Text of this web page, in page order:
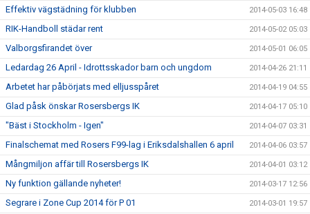
Effektiv vägstädning för klubben 2014-05-03 16:48
RIK-Handboll städar rent 2014-05-02 05:03
Valborgsfirandet över 2014-05-01 06:05
Ledardag 26 April - Idrottsskador barn och ungdom 2014-04-26 21:11
Arbetet har påbörjats med elljusspåret 2014-04-19 04:55
Glad påsk önskar Rosersbergs IK 2014-04-17 05:10
"Bäst i Stockholm - Igen" 2014-04-07 03:31
Finalschemat med Rosers F99-lag i Eriksdalshallen 6 april 2014-04-06 03:57
Mångmiljon affär till Rosersbergs IK 2014-04-01 03:12
Ny funktion gällande nyheter! 2014-03-17 12:56
Segrare i Zone Cup 2014 för P 01 2014-03-01 19:57